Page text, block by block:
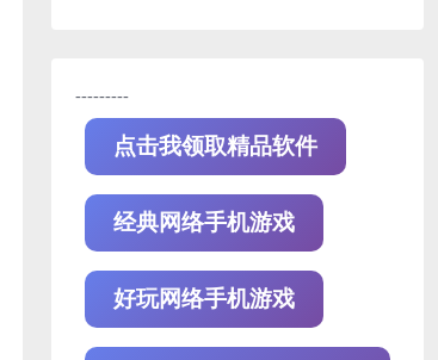
---------
点击我领取精品软件
经典网络手机游戏
好玩网络手机游戏